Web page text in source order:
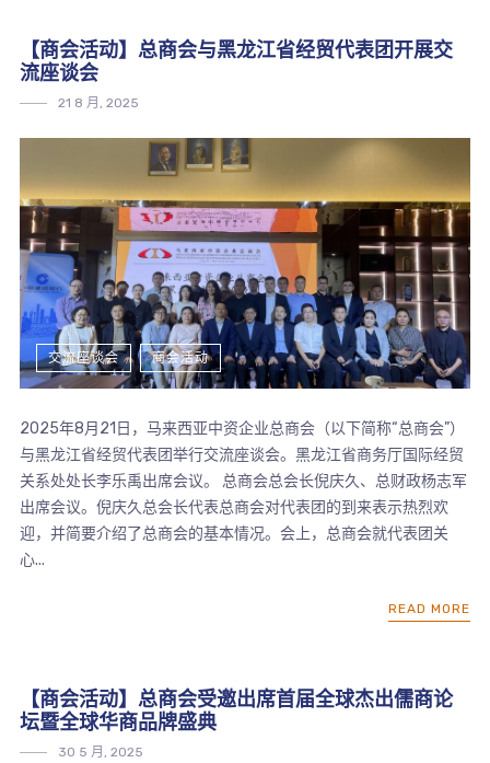
【商会活动】总商会与黑龙江省经贸代表团开展交
流座谈会
21 8 月, 2025
交流座谈会 商会活动
2025年8月21日，马来西亚中资企业总商会（以下简称“总商会”）
与黑龙江省经贸代表团举行交流座谈会。黑龙江省商务厅国际经贸
关系处处长李乐禹出席会议。 总商会总会长倪庆久、总财政杨志军
出席会议。倪庆久总会长代表总商会对代表团的到来表示热烈欢
迎，并简要介绍了总商会的基本情况。会上，总商会就代表团关
心...
READ MORE
【商会活动】总商会受邀出席首届全球杰出儒商论
坛暨全球华商品牌盛典
30 5 月, 2025